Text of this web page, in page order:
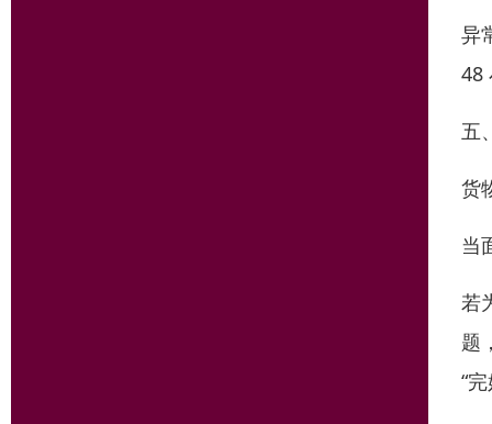
异
48
五
货
当
若
题
“